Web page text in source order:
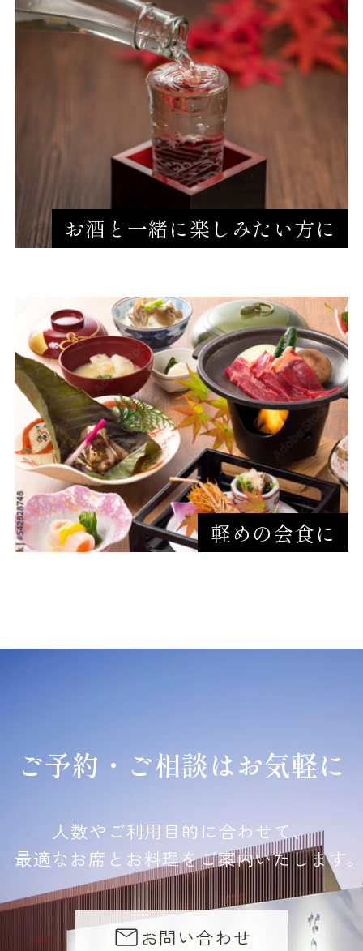
お酒と一緒に楽しみたい方に
軽めの会食に
ご予約・ご相談はお気軽に
人数やご利用目的に合わせて、
最適なお席とお料理をご案内いたします
お問い合わせ